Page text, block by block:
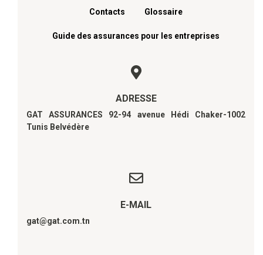
Contacts Glossaire
Guide des assurances pour les entreprises
ADRESSE
GAT ASSURANCES 92-94 avenue Hédi Chaker-1002
Tunis Belvédère
E-MAIL
gat@gat.com.tn